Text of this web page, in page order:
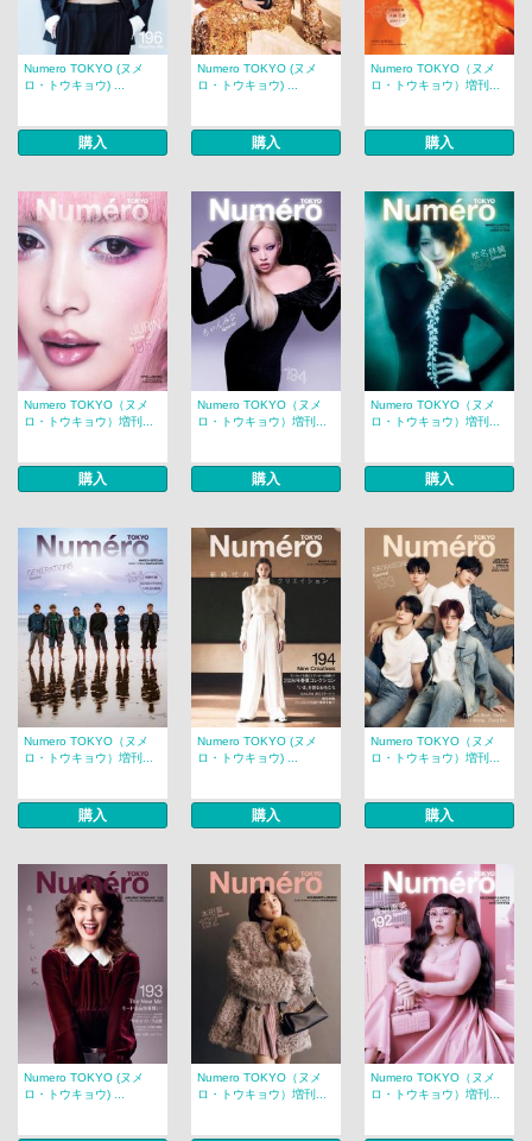
Numero TOKYO (ヌメ
ロ・トウキョウ) ...
購入
Numero TOKYO (ヌメ
ロ・トウキョウ) ...
購入
Numero TOKYO（ヌメ
ロ・トウキョウ）増刊...
購入
Numero TOKYO（ヌメ
ロ・トウキョウ）増刊...
購入
Numero TOKYO（ヌメ
ロ・トウキョウ）増刊...
購入
Numero TOKYO（ヌメ
ロ・トウキョウ）増刊...
購入
Numero TOKYO（ヌメ
ロ・トウキョウ）増刊...
購入
Numero TOKYO (ヌメ
ロ・トウキョウ) ...
購入
Numero TOKYO（ヌメ
ロ・トウキョウ）増刊...
購入
Numero TOKYO (ヌメ
ロ・トウキョウ) ...
Numero TOKYO（ヌメ
ロ・トウキョウ）増刊...
Numero TOKYO（ヌメ
ロ・トウキョウ）増刊...